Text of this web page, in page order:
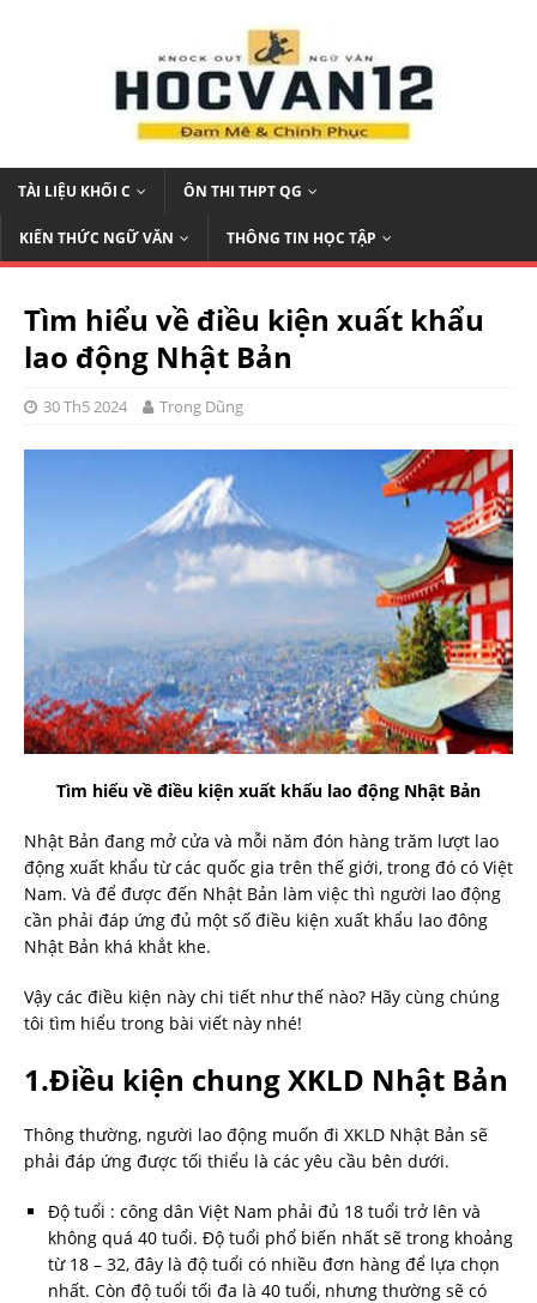
TÀI LIỆU KHỐI C ÔN THI THPT QG
KIẾN THỨC NGỮ VĂN THÔNG TIN HỌC TẬP
Tìm hiểu về điều kiện xuất khẩu
lao động Nhật Bản
30 Th5 2024 Trọng Dũng
Tìm hiểu về điều kiện xuất khẩu lao động Nhật Bản
Nhật Bản đang mở cửa và mỗi năm đón hàng trăm lượt lao
động xuất khẩu từ các quốc gia trên thế giới, trong đó có Việt
Nam. Và để được đến Nhật Bản làm việc thì người lao động
cần phải đáp ứng đủ một số điều kiện xuất khẩu lao đông
Nhật Bản khá khắt khe.
Vậy các điều kiện này chi tiết như thế nào? Hãy cùng chúng
tôi tìm hiểu trong bài viết này nhé!
1.Điều kiện chung XKLD Nhật Bản
Thông thường, người lao động muốn đi XKLD Nhật Bản sẽ
phải đáp ứng được tối thiểu là các yêu cầu bên dưới.
Độ tuổi : công dân Việt Nam phải đủ 18 tuổi trở lên và
không quá 40 tuổi. Độ tuổi phổ biến nhất sẽ trong khoảng
từ 18 – 32, đây là độ tuổi có nhiều đơn hàng để lựa chọn
nhất. Còn độ tuổi tối đa là 40 tuổi, nhưng thường sẽ có